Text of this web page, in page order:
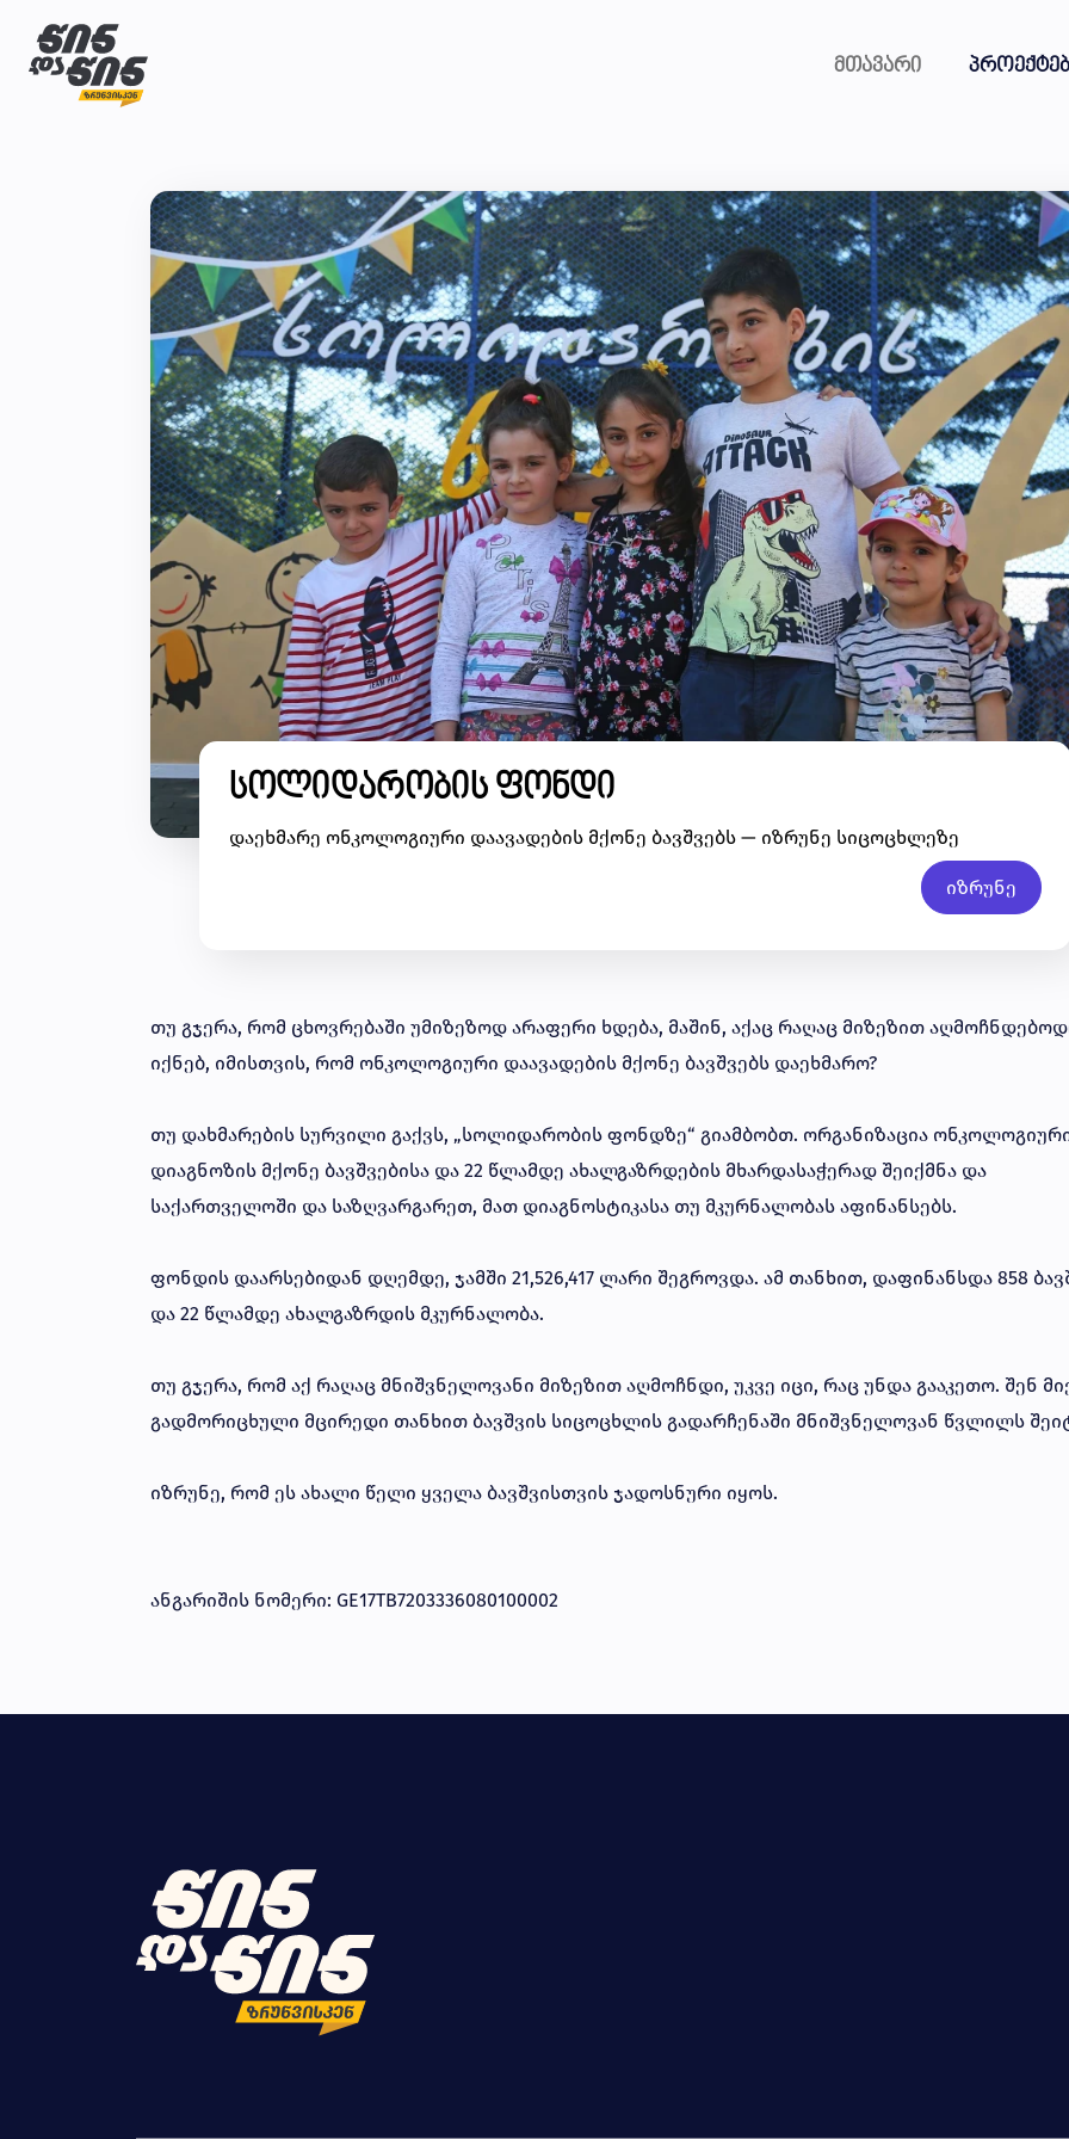
მთავარი
სოლიდარობის ფონდი
დაეხმარე ონკოლოგიური დაავადების მქონე ბავშვებს — იზრუნე სიცოცხლეზე
იზრუნე
თუ გჯერა, რომ ცხოვრებაში უმიზეზოდ არაფერი ხდება, მაშინ, აქაც რაღაც მიზეზით
იქნებ, იმისთვის, რომ ონკოლოგიური დაავადების მქონე ბავშვებს დაეხმარო?
თუ დახმარების სურვილი გაქვს, „სოლიდარობის ფონდზე“ გიამბობთ. ორგანიზაცია
დიაგნოზის მქონე ბავშვებისა და 22 წლამდე ახალგაზრდების მხარდასაჭერად შეიქმნა და
საქართველოში და საზღვარგარეთ, მათ დიაგნოსტიკასა თუ მკურნალობას აფინანსებს.
ფონდის დაარსებიდან დღემდე, ჯამში 21,526,417 ლარი შეგროვდა. ამ თანხით, დაფინანსდა 858
და 22 წლამდე ახალგაზრდის მკურნალობა.
თუ გჯერა, რომ აქ რაღაც მნიშვნელოვანი მიზეზით აღმოჩნდი, უკვე იცი, რაც უნდა გააკეთო. შენ
გადმორიცხული მცირედი თანხით ბავშვის სიცოცხლის გადარჩენაში მნიშვნელოვან წვლილს
იზრუნე, რომ ეს ახალი წელი ყველა ბავშვისთვის ჯადოსნური იყოს.
ანგარიშის ნომერი: GE17TB7203336080100002